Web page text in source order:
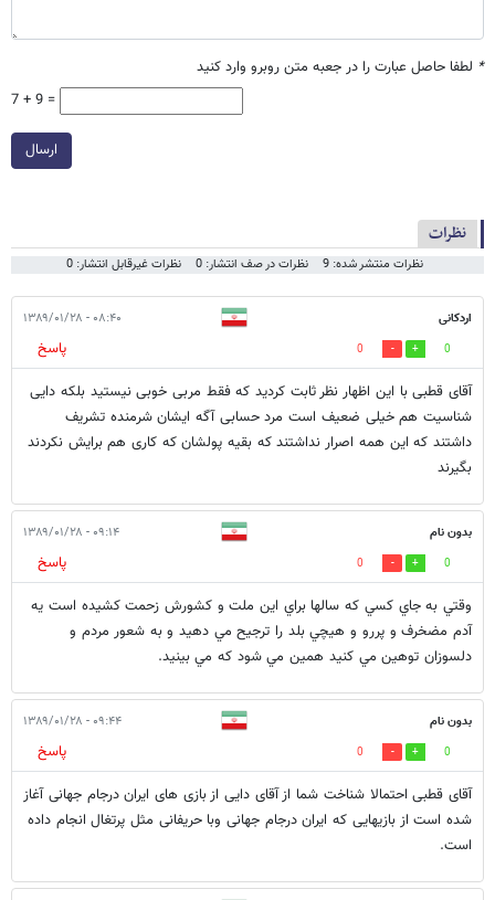
* لطفا حاصل عبارت را در جعبه متن روبرو وارد کنید
7 + 9 =
ارسال
نظرات
نظرات منتشر شده: 9 نظرات در صف انتشار: 0 نظرات غیرقابل انتشار: 0
اردکانی ۰۸:۴۰ - ۱۳۸۹/۰۱/۲۸
0
0
پاسخ
آقای قطبی با این اظهار نظر ثابت کردید که فقط مربی خوبی نیستید بلکه دایی
شناسیت هم خیلی ضعیف است مرد حسابی آگه ایشان شرمنده تشریف
داشتند که این همه اصرار نداشتند که بقیه پولشان که کاری هم برایش نکردند
بگیرند
بدون نام ۰۹:۱۴ - ۱۳۸۹/۰۱/۲۸
0
0
پاسخ
وقتي به جاي كسي كه سالها براي اين ملت و كشورش زحمت كشيده است يه
آدم مضخرف و پررو و هيچي بلد را ترجيح مي دهيد و به شعور مردم و
دلسوزان توهين مي كنيد همين مي شود كه مي بينيد.
بدون نام ۰۹:۴۴ - ۱۳۸۹/۰۱/۲۸
0
0
پاسخ
آقای قطبی احتمالا شناخت شما از آقای دایی از بازی های ایران درجام جهانی آغاز
شده است از بازیهایی که ایران درجام جهانی وبا حریفانی مثل پرتغال انجام داده
است.